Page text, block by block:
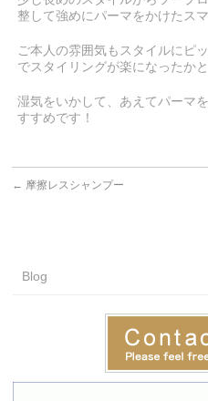
整して強めにパーマをかけたスマ
ご本人の雰囲気もスタイルにピ
でスタイリングが楽になったか
湿気をいかして、あえてパーマ
すすめです！
← 摩擦レスシャンプー
Blog